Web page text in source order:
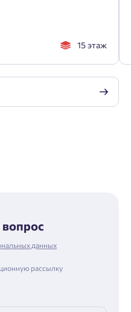
15 этаж
данных
рассылку